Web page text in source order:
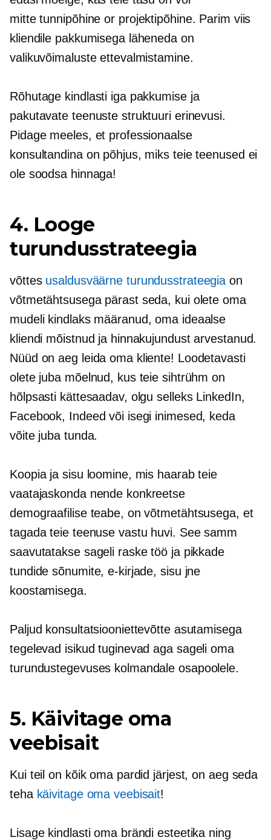
mittetunnipõhine or projektipõhine. Parim viis
kliendile pakkumisega läheneda on
valikuvõimaluste ettevalmistamine.
Rõhutage kindlasti iga pakkumise ja
pakutavate teenuste struktuuri erinevusi.
Pidage meeles, et professionaalse
konsultandina on põhjus, miks teie teenused ei
ole soodsa hinnaga!
4. Looge
turundusstrateegia
võttes usaldusväärne turundusstrateegia on
võtmetähtsusega pärast seda, kui olete oma
mudeli kindlaks määranud, oma ideaalse
kliendi mõistnud ja hinnakujundust arvestanud.
Nüüd on aeg leida oma kliente! Loodetavasti
olete juba mõelnud, kus teie sihtrühm on
hõlpsasti kättesaadav, olgu selleks LinkedIn,
Facebook, Indeed või isegi inimesed, keda
võite juba tunda.
Koopia ja sisu loomine, mis haarab teie
vaatajaskonda nende konkreetse
demograafilise teabe, on võtmetähtsusega, et
tagada teie teenuse vastu huvi. See samm
saavutatakse sageli raske töö ja pikkade
tundide sõnumite, e-kirjade, sisu jne
koostamisega.
Paljud konsultatsiooniettevõtte asutamisega
tegelevad isikud tuginevad aga sageli oma
turundustegevuses kolmandale osapoolele.
5. Käivitage oma
veebisait
Kui teil on kõik oma pardid järjest, on aeg seda
teha käivitage oma veebisait!
Lisage kindlasti oma brändi esteetika ning